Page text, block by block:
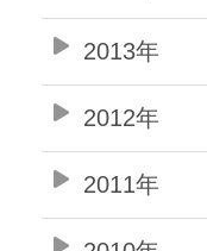
2013年
2012年
2011年